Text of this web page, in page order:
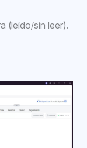
(leído/sin leer).